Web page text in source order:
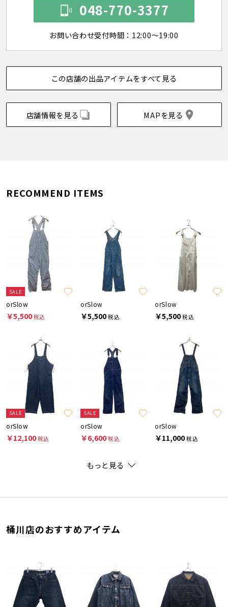
048-770-3377
お問い合わせ受付時間：12:00～19:00
この店舗の出品アイテムをすべて見る
店舗情報を見る MAPを見る
RECOMMEND ITEMS
SALE
orSlow
￥5,500税込
orSlow
￥5,500税込
orSlow
￥5,500税込
SALE
orSlow
￥12,100税込
SALE
orSlow
￥6,600税込
orSlow
￥11,000税込
もっと見る
桶川店のおすすめアイテム